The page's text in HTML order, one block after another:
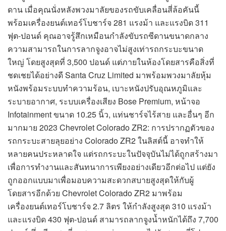
ดาน เมื่อคุณนั่งหลังพวงมาลัยของรถขับเคลื่อนสี่ล้อคันนี้
พร้อมเครื่องยนต์เทอร์โบชาร์จ 281 แรงม้า และแรงบิด 311
ฟุต-ปอนด์ คุณอาจรู้สึกเหมือนกำลังขับรถซีดานขนาดกลาง
ความสามารถในการลากจูงอาจไม่สูงเท่ารถกระบะขนาด
ใหญ่ โดยสูงสุดที่ 3,500 ปอนด์ แต่ภายในห้องโดยสารคือสิ่งที่
ชดเชยได้อย่างดี Santa Cruz Limited มาพร้อมพวงมาลัยหุ้ม
หนังพร้อมระบบทำความร้อน, เบาะหนังปรับอุณหภูมิและ
ระบายอากาศ, ระบบเครื่องเสียง Bose Premium, หน้าจอ
Infotainment ขนาด 10.25 นิ้ว, แท่นชาร์จไร้สาย และอื่นๆ อีก
มากมาย 2023 Chevrolet Colorado ZR2: การปรากฏตัวของ
รถกระบะสายลุยอย่าง Colorado ZR2 ในลิสต์นี้ อาจทำให้
หลายคนประหลาดใจ แต่รถกระบะในปัจจุบันไม่ได้ถูกสร้างมา
เพื่อการทำงานและสันทนาการเพียงอย่างเดียวอีกต่อไป แต่ยัง
ถูกออกแบบมาเพื่อมอบความสะดวกสบายสูงสุดให้กับผู้
โดยสารอีกด้วย Chevrolet Colorado ZR2 มาพร้อม
เครื่องยนต์เทอร์โบชาร์จ 2.7 ลิตร ให้กำลังสูงสุด 310 แรงม้า
และแรงบิด 430 ฟุต-ปอนด์ สามารถลากจูงน้ำหนักได้ถึง 7,700